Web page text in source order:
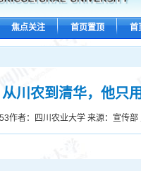
焦点关注 首页置顶 首
从川农到清华，他只
作者：四川农业大学 来源：宣传部